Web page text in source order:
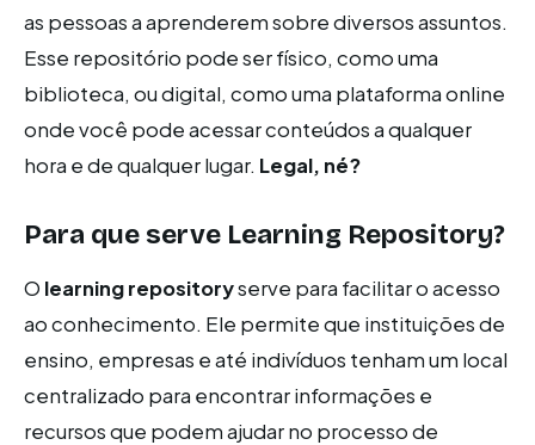
as pessoas a aprenderem sobre diversos assuntos.
Esse repositório pode ser físico, como uma
biblioteca, ou digital, como uma plataforma online
onde você pode acessar conteúdos a qualquer
hora e de qualquer lugar. Legal, né?
Para que serve Learning Repository?
O learning repositoryserve para facilitar o acesso
ao conhecimento. Ele permite que instituições de
ensino, empresas e até indivíduos tenham um local
centralizado para encontrar informações e
recursos que podem ajudar no processo de